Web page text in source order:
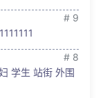
# 9
# 8
学生 站街 外围